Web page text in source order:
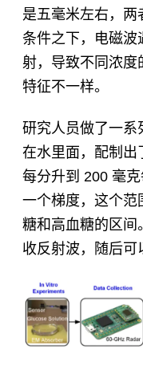
是五毫米左右，两
条件之下，电磁波
射，导致不同浓度
特征不一样。
研究人员做了一系
在水里面，配制出
每分升到 200 毫
一个梯度，这个范
糖和高血糖的区间
收反射波，随后可